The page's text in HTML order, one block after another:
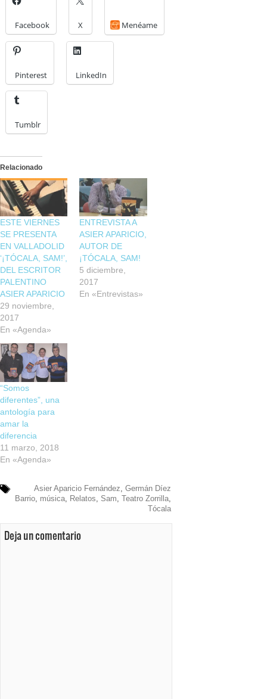
Facebook X Menéame
Pinterest LinkedIn
Tumblr
Relacionado
ESTE VIERNES
SE PRESENTA
EN VALLADOLID
‘¡TÓCALA, SAM!’,
DEL ESCRITOR
PALENTINO
ASIER APARICIO
29 noviembre,
2017
En «Agenda»
ENTREVISTA A
ASIER APARICIO,
AUTOR DE
¡TÓCALA, SAM!
5 diciembre,
2017
En «Entrevistas»
“Somos
diferentes”, una
antología para
amar la
diferencia
11 marzo, 2018
En «Agenda»
Asier Aparicio Fernández, Germán Díez
Barrio, música, Relatos, Sam, Teatro Zorrilla,
Tócala
Deja un comentario